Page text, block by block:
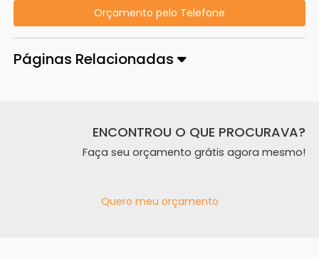
Orçamento pelo Telefone
Páginas Relacionadas
ENCONTROU O QUE PROCURAVA?
Faça seu orçamento grátis agora mesmo!
Quero meu orçamento